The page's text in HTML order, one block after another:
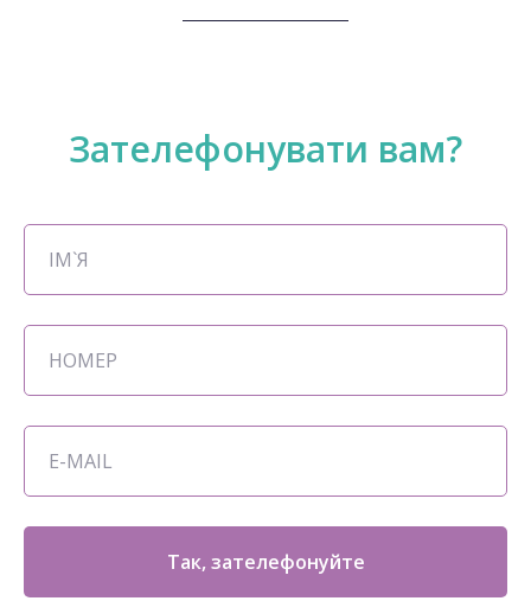
Зателефонувати вам?
Так, зателефонуйте